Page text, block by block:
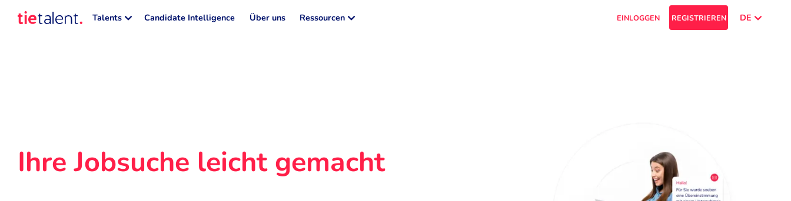
Talents Candidate Intelligence Über uns Ressourcen EINLOGGEN REGISTRIEREN DE
Ihre Jobsuche leicht gemacht